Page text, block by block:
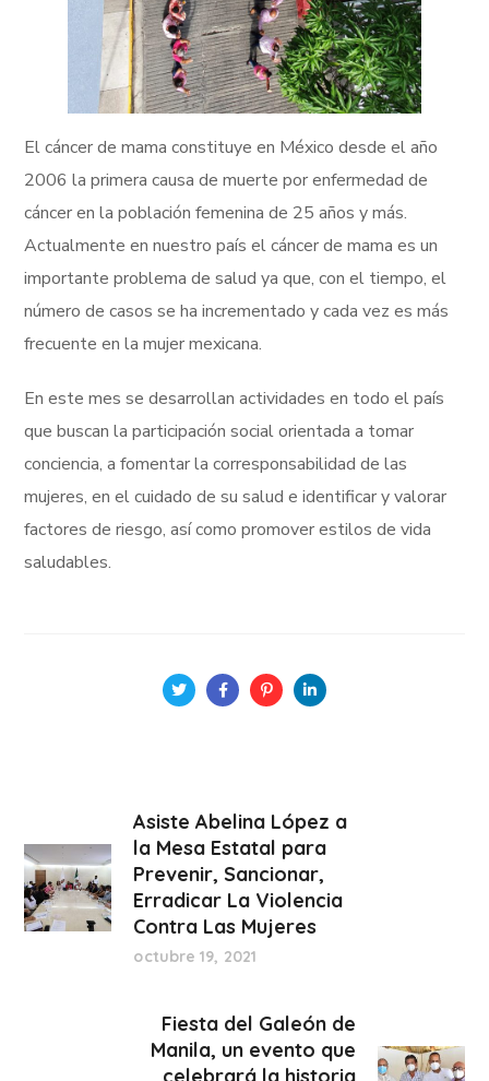
El cáncer de mama constituye en México desde el año
2006 la primera causa de muerte por enfermedad de
cáncer en la población femenina de 25 años y más.
Actualmente en nuestro país el cáncer de mama es un
importante problema de salud ya que, con el tiempo, el
número de casos se ha incrementado y cada vez es más
frecuente en la mujer mexicana.
En este mes se desarrollan actividades en todo el país
que buscan la participación social orientada a tomar
conciencia, a fomentar la corresponsabilidad de las
mujeres, en el cuidado de su salud e identificar y valorar
factores de riesgo, así como promover estilos de vida
saludables.
Asiste Abelina López a
la Mesa Estatal para
Prevenir, Sancionar,
Erradicar La Violencia
Contra Las Mujeres
octubre 19, 2021
Fiesta del Galeón de
Manila, un evento que
celebrará la historia